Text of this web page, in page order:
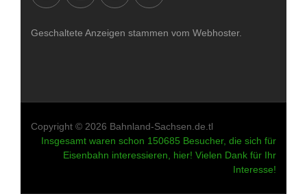
Geschaltete Anzeigen stammen vom Webhoster.
Copyright © 2026 Bahnland-Sachsen.de.tl
Insgesamt waren schon 150685 Besucher, die sich für
Eisenbahn interessieren, hier! Vielen Dank für Ihr
Interesse!